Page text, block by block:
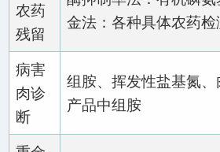
农药
残留
金法：各种具体农药检
病害
肉诊
断
组胺、挥发性盐基氮
产品中组胺